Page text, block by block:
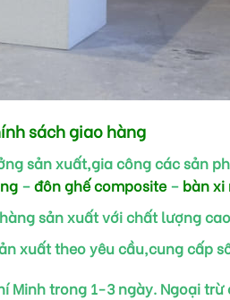
sách giao hàng
sản xuất,gia công các sản
–đôn ghế composite– bàn xi
sản xuất với chất lượng
xuất theo yêu cầu,cung cấp
Minh trong 1-3 ngày. Ngoại